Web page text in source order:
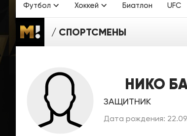
Футбол Хоккей Биатлон UFC
СПОРТСМЕНЫ
НИКО
ЗАЩИТНИК
Дата рождения: